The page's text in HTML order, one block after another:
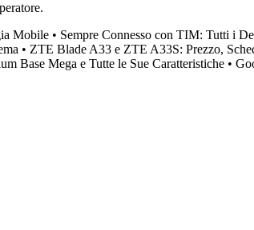
Mobile • Sempre Connesso con TIM: Tutti i
• ZTE Blade A33 e ZTE A33S: Prezzo,
Base Mega e Tutte le Sue Caratteristiche •